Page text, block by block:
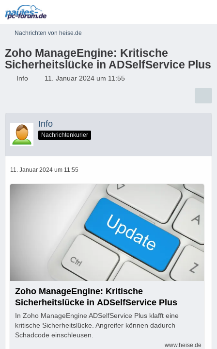
Nachrichten von heise.de
Zoho ManageEngine: Kritische
Sicherheitslücke in ADSelfService Plus
Info 11. Januar 2024 um 11:55
Info
Nachrichtenkurier
11. Januar 2024 um 11:55
Zoho ManageEngine: Kritische
Sicherheitslücke in ADSelfService Plus
In Zoho ManageEngine ADSelfService Plus klafft eine
kritische Sicherheitslücke. Angreifer können dadurch
Schadcode einschleusen.
www.heise.de